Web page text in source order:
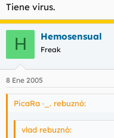
Tiene virus.
H Hemosensual
Freak
8 Ene 2005
PicaRa ·_. rebuznó:
vlad rebuznó: